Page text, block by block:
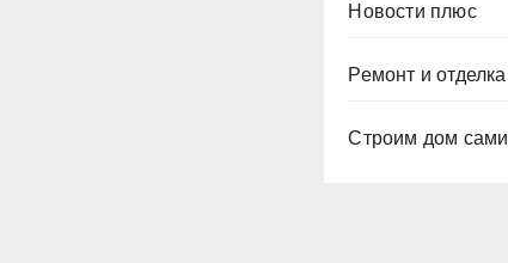
Новости плюс
Ремонт и отделка
Строим дом сами